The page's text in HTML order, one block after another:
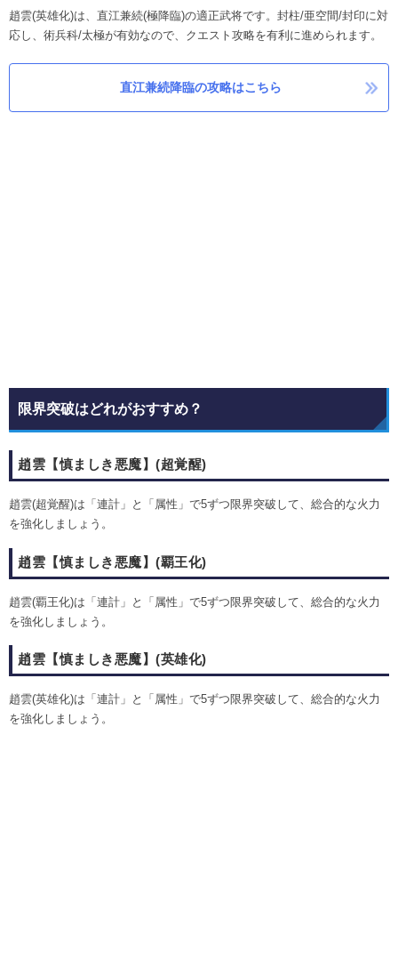
趙雲(英雄化)は、直江兼続(極降臨)の適正武将です。封柱/亜空間/封印に対
応し、術兵科/太極が有効なので、クエスト攻略を有利に進められます。
直江兼続降臨の攻略はこちら
限界突破はどれがおすすめ？
趙雲【慎ましき悪魔】(超覚醒)
趙雲(超覚醒)は「連計」と「属性」で5ずつ限界突破して、総合的な火力
を強化しましょう。
趙雲【慎ましき悪魔】(覇王化)
趙雲(覇王化)は「連計」と「属性」で5ずつ限界突破して、総合的な火力
を強化しましょう。
趙雲【慎ましき悪魔】(英雄化)
趙雲(英雄化)は「連計」と「属性」で5ずつ限界突破して、総合的な火力
を強化しましょう。